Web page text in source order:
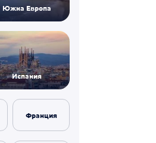
Южна Европа
Испания
Франция